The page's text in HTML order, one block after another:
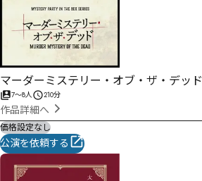
マーダーミステリー・オブ・ザ・デッド
7〜8人 210分
作品詳細へ
価格設定なし
公演を依頼する